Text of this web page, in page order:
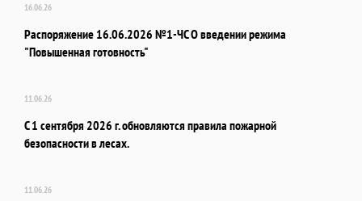
16.06.26
Распоряжение 16.06.2026 №1-ЧС О введении режима
"Повышенная готовность"
11.06.26
С 1 сентября 2026 г. обновляются правила пожарной
безопасности в лесах.
11.06.26